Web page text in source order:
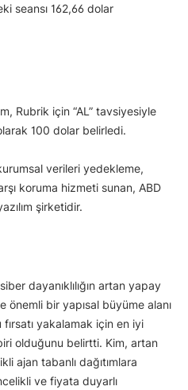
seansı 162,66 dolar
Rubrik için “AL” tavsiyesiyle
100 dolar belirledi.
verileri yedekleme,
koruma hizmeti sunan, ABD
şirketidir.
dayanıklılığın artan yapay
bir yapısal büyüme alanı
yakalamak için en iyi
olduğunu belirtti. Kim, artan
ajan tabanlı dağıtımlara
ve fiyata duyarlı